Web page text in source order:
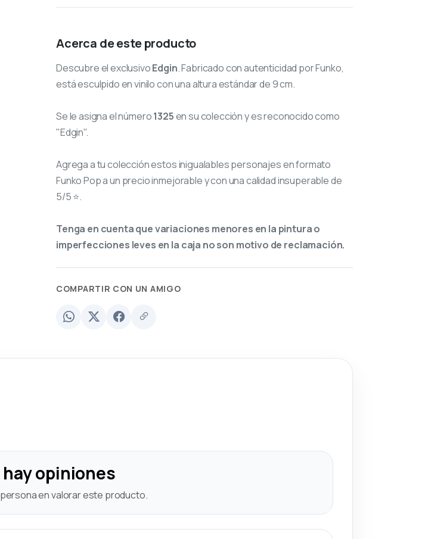
Acerca de este producto
Descubre el exclusivoEdgin. Fabricado con autenticidad por Funko,
está esculpido en vinilo con una altura estándar de 9 cm.
Se le asigna el número1325en su colección y es reconocido como
"Edgin".
Agrega a tu colección estos inigualables personajes en formato
Funko Pop a un precio inmejorable y con una calidad insuperable de
5/5 ⭐.
Tenga en cuenta que variaciones menores en la pintura o
imperfecciones leves en la caja no son motivo de reclamación.
COMPARTIR CON UN AMIGO
opiniones
en valorar este producto.